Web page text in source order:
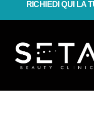
RICHIEDI QUI LA